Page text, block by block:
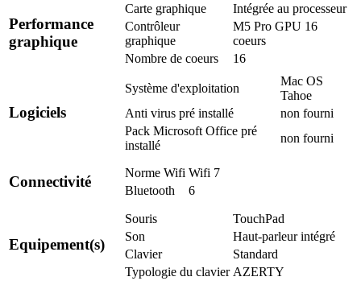
Performance
graphique
Carte graphique
Intégrée au processeur
Contrôleur
graphique
M5 Pro GPU 16
coeurs
Nombre de coeurs
16
Logiciels
Système d'exploitation
Mac OS
Tahoe
Anti virus pré installé
non fourni
Pack Microsoft Office pré
installé
non fourni
Connectivité
Norme Wifi Wifi 7
Bluetooth
6
Equipement(s)
Souris
TouchPad
Son
Haut-parleur intégré
Clavier
Standard
Typologie du clavier AZERTY